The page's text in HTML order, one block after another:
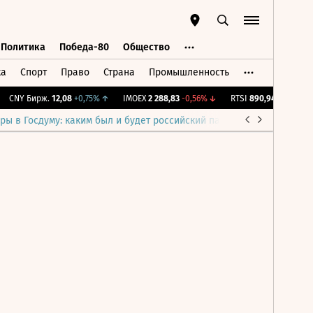
Политика Победа-80 Общество
Спорт Право Страна Промышленность
CNY Бирж. 12,08 +0,75%↑ IMOEX 2 288,83 -0,56%↓ RTSI 890,94 -0,56%
в Госдуму: каким был и будет российский парламент